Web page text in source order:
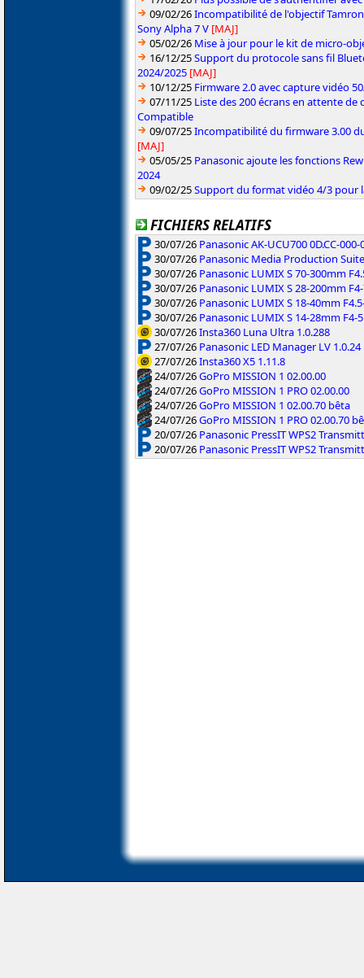
09/02/26Incompatibilité de l'objectif
Sony Alpha 7 V [MAJ]
05/02/26 Mise à jour pour le kit de micro-
16/12/25Support du protocole sans fil
2024/2025 [MAJ]
10/12/25 Firmware 2.0 avec capture vidéo
07/11/25 Liste des 200 écrans en attente de
Compatible
09/07/25Incompatibilité du firmware 3.00
[MAJ]
05/05/25 Panasonic ajoute les fonctions
2024
09/02/25Support du format vidéo 4/3 pour
FICHIERS RELATIFS
30/07/26 Panasonic AK-UCU700 0D.CC-
30/07/26 Panasonic Media Production
30/07/26 Panasonic LUMIX S 70-300mm
30/07/26 Panasonic LUMIX S 28-200mm
30/07/26 Panasonic LUMIX S 18-40mm
30/07/26 Panasonic LUMIX S 14-28mm F4-
30/07/26Insta360 Luna Ultra 1.0.288
27/07/26 Panasonic LED Manager LV 1.0.24
27/07/26Insta360 X5 1.11.8
24/07/26GoPro MISSION 1 02.00.00
24/07/26GoPro MISSION 1 PRO 02.00.00
24/07/26GoPro MISSION 1 02.00.70 bêta
24/07/26GoPro MISSION 1 PRO 02.00.70
20/07/26 Panasonic PressIT WPS2
20/07/26 Panasonic PressIT WPS2